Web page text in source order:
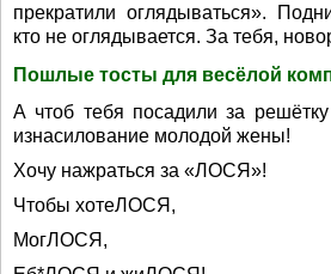
прекратили оглядываться».
кто не оглядывается. За тебя,
Пошлые тосты для весёлой
А чтоб тебя посадили за
изнасилование молодой жены!
Хочу нажраться за «ЛОСЯ»!
Чтобы хотеЛОСЯ,
МогЛОСЯ,